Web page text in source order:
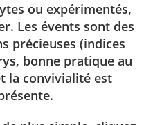
ou expérimentés,
Les évents sont des
précieuses (indices
bonne pratique au
la convivialité est